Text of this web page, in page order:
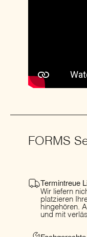
FORMS
Termintreue
Wir liefern
platzieren
hingehören.
und mit